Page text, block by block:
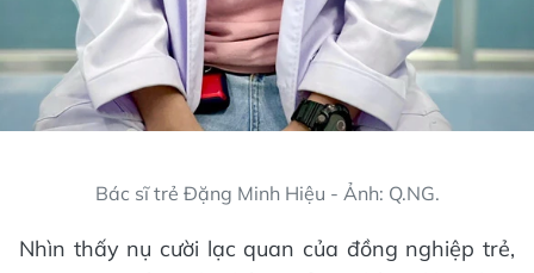
Bác sĩ trẻ Đặng Minh Hiệu - Ảnh: Q.NG.
Nhìn thấy nụ cười lạc quan của đồng nghiệp trẻ,